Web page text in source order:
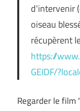
d'intervenir
oiseau
récupèrent
https://
GEIDF/
Regarder le film